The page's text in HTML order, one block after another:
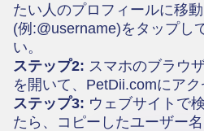
たい人のプロフィールに移
(例:@username)をタップし
い。
ステップ2: スマホのブラウ
を開いて、PetDii.comにアク
ステップ3: ウェブサイトで
たら、コピーしたユーザー